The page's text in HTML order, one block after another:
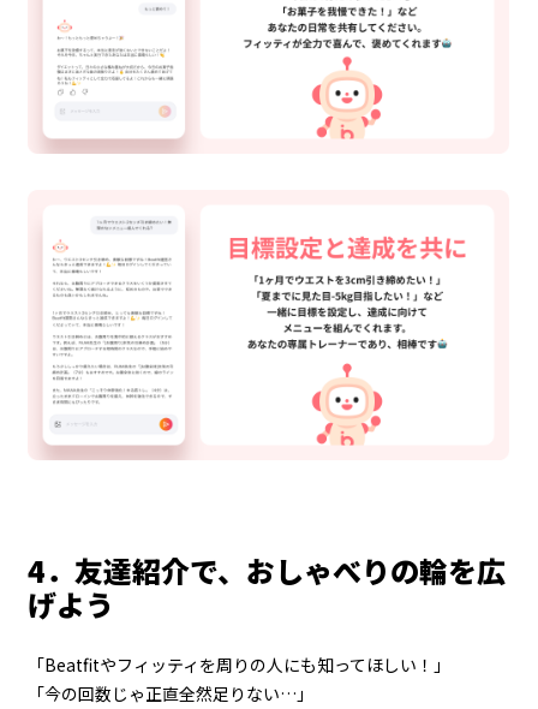
4．友達紹介で、おしゃべりの輪を広
げよう
「Beatfitやフィッティを周りの人にも知ってほしい！」
「今の回数じゃ正直全然足りない…」